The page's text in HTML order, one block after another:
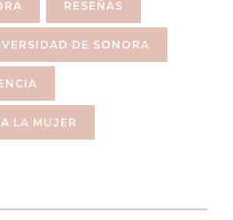
RESEÑAS
DE SONORA
LA MUJER